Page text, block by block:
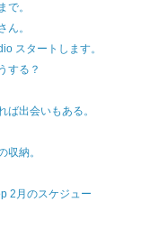
で。
ん。
スタートします。
する？
ば出会いもある。
収納。
2月のスケジュー